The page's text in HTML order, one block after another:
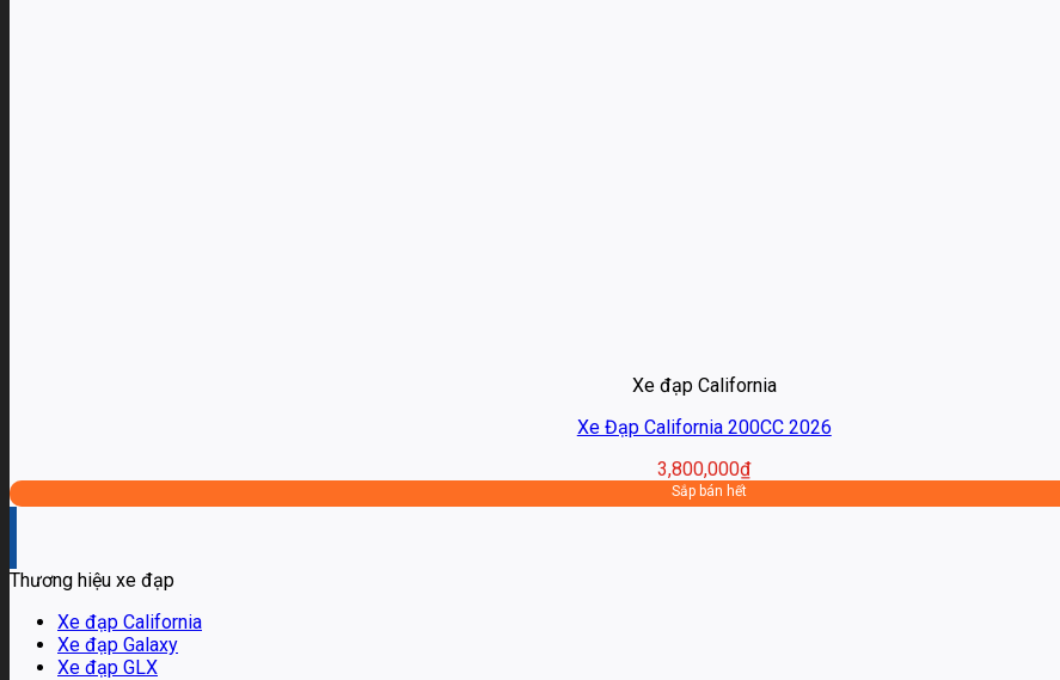
Xe đạp California
Xe Đạp California 200CC 2026
3,800,000₫
Sắp bán hết
Thương hiệu xe đạp
Xe đạp California
Xe đạp Galaxy
Xe đạp GLX